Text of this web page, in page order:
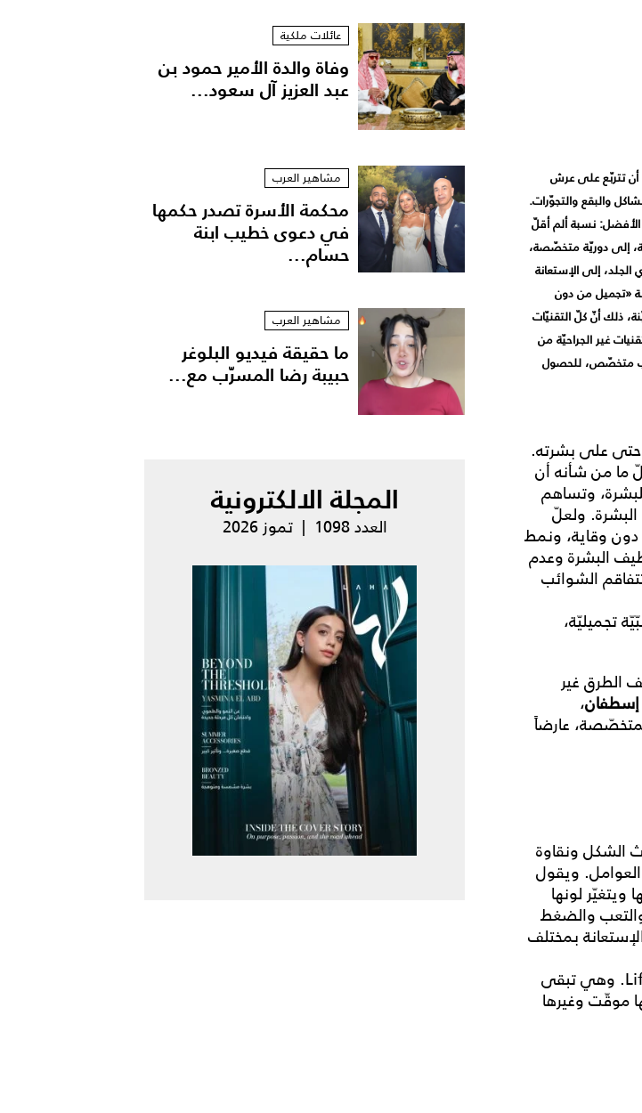
أن تتربّع على عرش
والبقع والتجوّرات.
الأفضل: نسبة ألم أقلّ
إلى دوريّة متخصّصة،
إلى الإستعانة
«تجميل من دون
ذلك أنّ كلّ التقنيّات
غير الجراحيّة من
متخصّص، للحصول
على بشرته.
ما من شأنه أن
وتساهم
ولعلّ
وقاية، ونمط
البشرة وعدم
الشوائب
تجميليّة،
الطرق غير
إسطفان،
عارضاً
الشكل ونقاوة
ويقول
لونها
والضغط
بمختلف
وبغية تصحيح الوجه، قد يتوجّه البعض إلى الجراحة التجميليّة لشدّ البشرة Lifting. وهي تبقى
موقّت وغيرها
عائلات ملكية
وفاة والدة الأمير حمود بن
عبد العزيز آل سعود...
مشاهير العرب
محكمة الأسرة تصدر حكمها
في دعوى خطيب ابنة
حسام...
مشاهير العرب
ما حقيقة فيديو البلوغر
حبيبة رضا المسرّب مع...
المجلة الالكترونية
العدد 1098 | تموز 2026